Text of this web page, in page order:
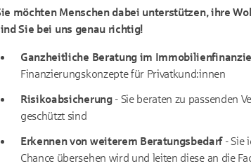
möchten Menschen dabei unterstützen, ihre
Sie bei uns genau richtig!
Ganzheitliche Beratung im
Finanzierungskonzepte für Privatkund:innen
Risikoabsicherung- Sie beraten zu passenden
geschützt sind
Erkennen von weiterem Beratungsbedarf- Sie
Chance übersehen wird und leiten diese an die